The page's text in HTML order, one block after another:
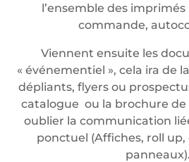
l’ensemble des
commande,
Viennent ensuite les
« événementiel », cela ira de
dépliants, flyers ou
catalogue ou la brochure de
oublier la communication
ponctuel (Affiches, roll
panneaux).